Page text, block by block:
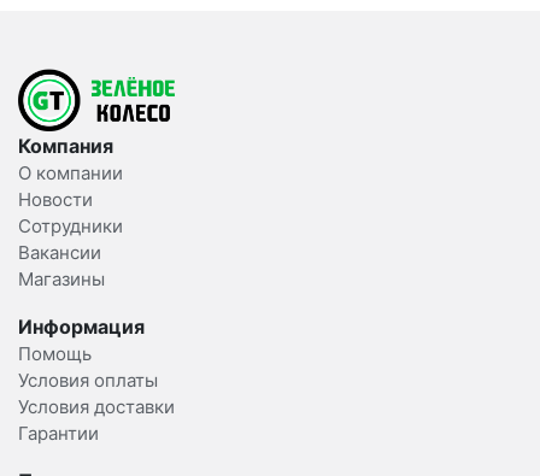
Компания
О компании
Новости
Сотрудники
Вакансии
Магазины
Информация
Помощь
Условия оплаты
Условия доставки
Гарантии